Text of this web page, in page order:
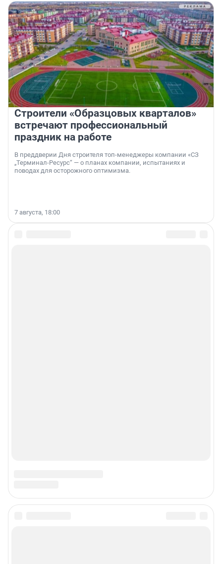
Строители «Образцовых кварталов»
встречают профессиональный
праздник на работе
В преддверии Дня строителя топ-менеджеры компании «СЗ
„Терминал-Ресурс“ — о планах компании, испытаниях и
поводах для осторожного оптимизма.
7 августа, 18:00